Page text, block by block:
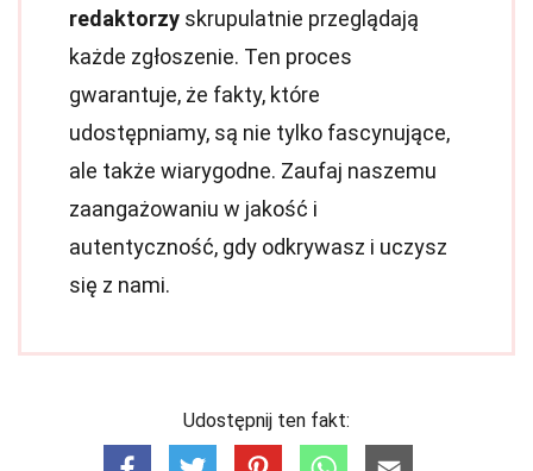
redaktorzy skrupulatnie przeglądają
każde zgłoszenie. Ten proces
gwarantuje, że fakty, które
udostępniamy, są nie tylko fascynujące,
ale także wiarygodne. Zaufaj naszemu
zaangażowaniu w jakość i
autentyczność, gdy odkrywasz i uczysz
się z nami.
Udostępnij ten fakt: